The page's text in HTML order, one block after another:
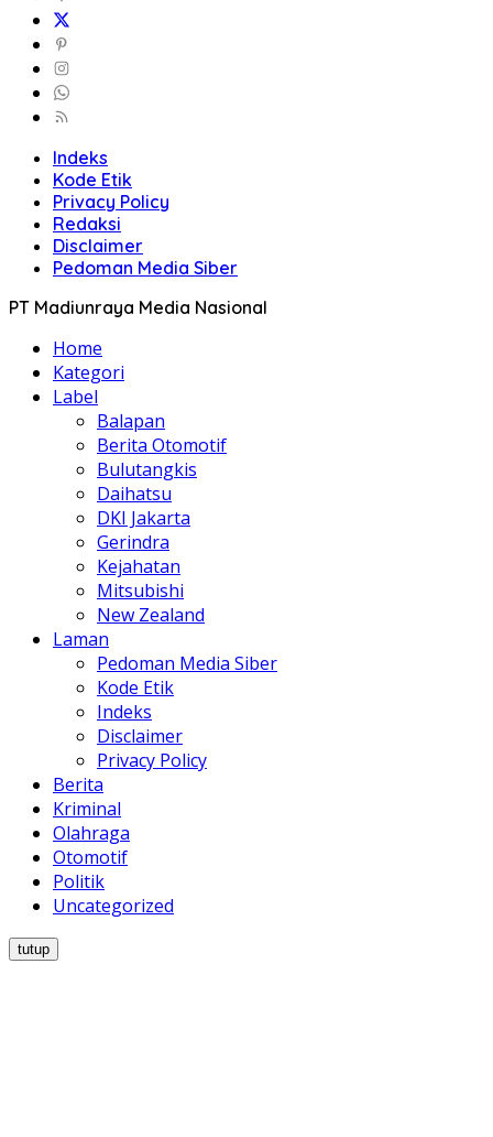
Indeks
Kode Etik
Privacy Policy
Redaksi
Disclaimer
Pedoman Media Siber
PT Madiunraya Media Nasional
Home
Kategori
Label
Balapan
Berita Otomotif
Bulutangkis
Daihatsu
DKI Jakarta
Gerindra
Kejahatan
Mitsubishi
New Zealand
Laman
Pedoman Media Siber
Kode Etik
Indeks
Disclaimer
Privacy Policy
Berita
Kriminal
Olahraga
Otomotif
Politik
Uncategorized
tutup